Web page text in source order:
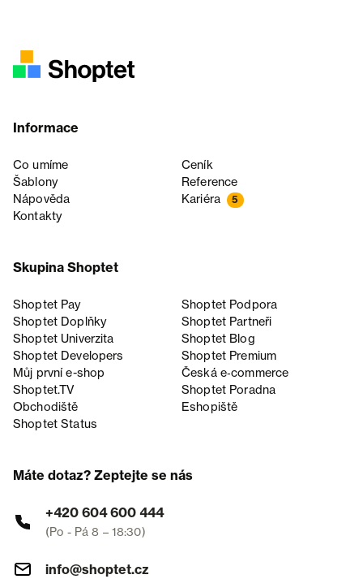
Informace
Co umíme
Ceník
Šablony
Reference
Nápověda
Kariéra 5
Kontakty
Skupina Shoptet
Shoptet Pay
Shoptet Podpora
Shoptet Doplňky
Shoptet Partneři
Shoptet Univerzita
Shoptet Blog
Shoptet Developers
Shoptet Premium
Můj první e-shop
Česká e‑commerce
Shoptet.TV
Shoptet Poradna
Obchodiště
Eshopiště
Shoptet Status
Máte dotaz? Zeptejte se nás
+420 604 600 444
(Po - Pá 8 – 18:30)
info@shoptet.cz